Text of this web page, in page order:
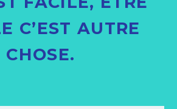
C’EST AUTRE
CHOSE.